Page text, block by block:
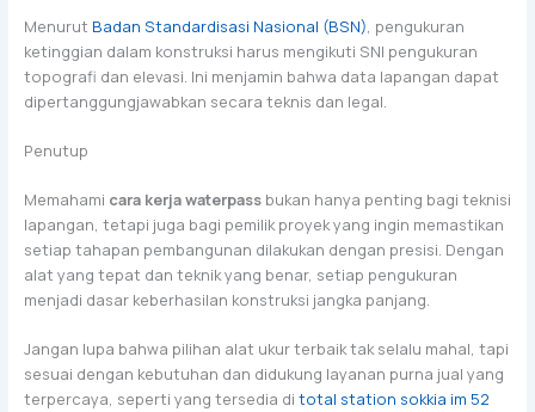
Menurut Badan Standardisasi Nasional (BSN), pengukuran
ketinggian dalam konstruksi harus mengikuti SNI pengukuran
topografi dan elevasi. Ini menjamin bahwa data lapangan dapat
dipertanggungjawabkan secara teknis dan legal.
Penutup
Memahami cara kerja waterpassbukan hanya penting bagi teknisi
lapangan, tetapi juga bagi pemilik proyek yang ingin memastikan
setiap tahapan pembangunan dilakukan dengan presisi. Dengan
alat yang tepat dan teknik yang benar, setiap pengukuran
menjadi dasar keberhasilan konstruksi jangka panjang.
Jangan lupa bahwa pilihan alat ukur terbaik tak selalu mahal, tapi
sesuai dengan kebutuhan dan didukung layanan purna jual yang
terpercaya, seperti yang tersedia di total station sokkia im 52